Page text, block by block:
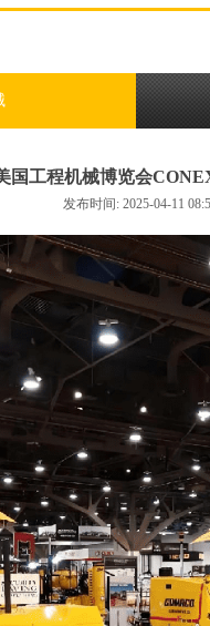
国工程机械博览会
发布时间: 2025-04-11